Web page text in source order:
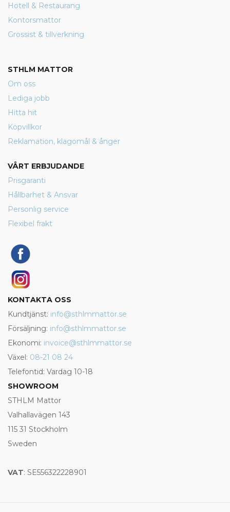
Hotell & Restaurang
Kontorsmattor
Grossist & tillverkning
STHLM MATTOR
Om oss
Lediga jobb
Hitta hit
Köpvillkor
Reklamation, klagomål & ånger
VÅRT ERBJUDANDE
Prisgaranti
Hållbarhet & Ansvar
Personlig service
Flexibel frakt
KONTAKTA OSS
Kundtjänst: info@sthlmmattor.se
Försäljning: info@sthlmmattor.se
Ekonomi: invoice@sthlmmattor.se
Växel: 08-21 08 24
Telefontid: Vardag 10-18
SHOWROOM
STHLM Mattor
Valhallavägen 143
115 31 Stockholm
Sweden
VAT: SE556322228901